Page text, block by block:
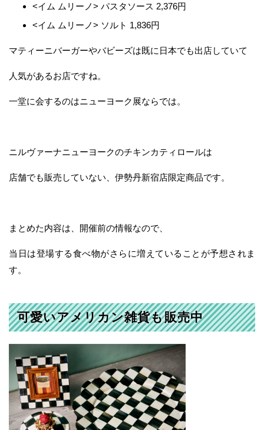
<イム ムリーノ> パスタソース 2,376円
<イム ムリーノ> ソルト 1,836円
マティーニバーガーやバビーズは既に日本でも出店していて
人気があるお店ですね。
一堂に会するのはニューヨーク展ならでは。
ニルヴァーナニューヨークのチキンカティロールは
店舗でも販売していない、伊勢丹新宿店限定商品です。
まとめた内容は、開催前の情報なので、
当日は登場する食べ物がさらに増えていることが予想されま
す。
可愛いアメリカン雑貨も販売中